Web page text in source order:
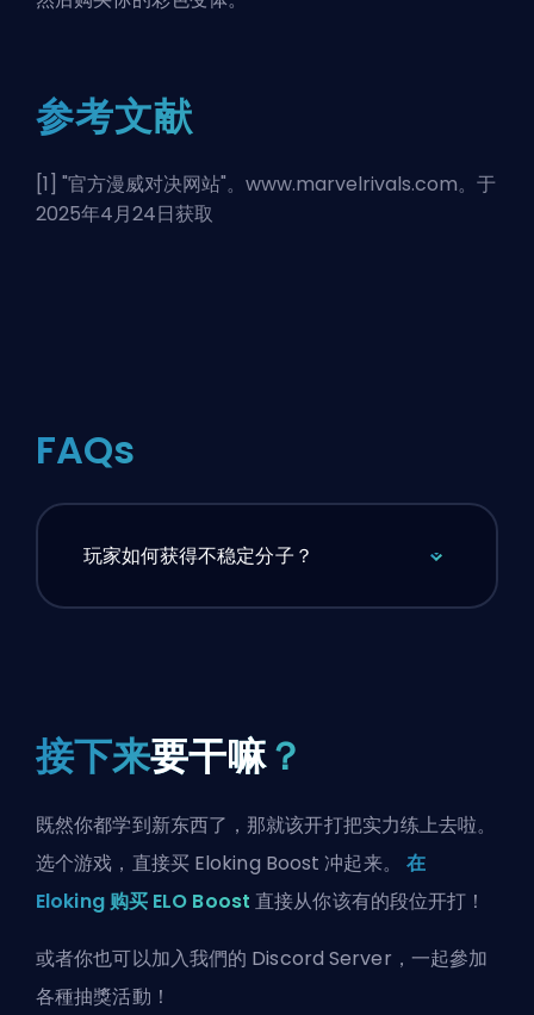
参考文献
[1] "官方漫威对决网站"。www.marvelrivals.com。于
2025年4月24日获取
FAQs
玩家如何获得不稳定分子？
接下来要干嘛？
既然你都学到新东西了，那就该开打把实力练上去啦。
选个游戏，直接买 Eloking Boost 冲起来。 在
Eloking 购买 ELO Boost 直接从你该有的段位开打！
或者你也可以加入我們的 Discord Server ，一起參加
各種抽獎活動！